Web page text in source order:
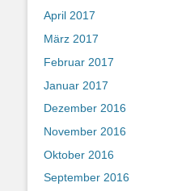
April 2017
März 2017
Februar 2017
Januar 2017
Dezember 2016
November 2016
Oktober 2016
September 2016